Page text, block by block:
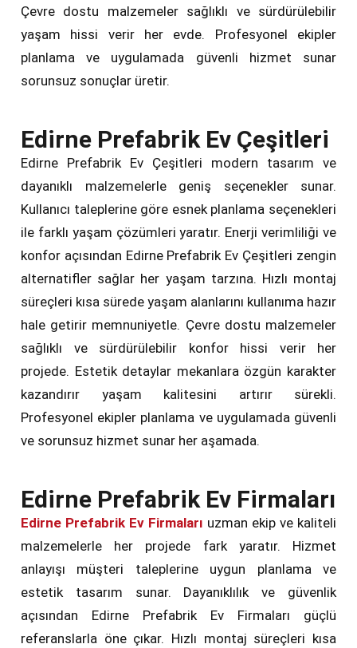
Çevre dostu malzemeler sağlıklı ve sürdürülebilir
yaşam hissi verir her evde. Profesyonel ekipler
planlama ve uygulamada güvenli hizmet sunar
sorunsuz sonuçlar üretir.
Edirne Prefabrik Ev Çeşitleri
Edirne Prefabrik Ev Çeşitleri modern tasarım ve
dayanıklı malzemelerle geniş seçenekler sunar.
Kullanıcı taleplerine göre esnek planlama seçenekleri
ile farklı yaşam çözümleri yaratır. Enerji verimliliği ve
konfor açısından Edirne Prefabrik Ev Çeşitleri zengin
alternatifler sağlar her yaşam tarzına. Hızlı montaj
süreçleri kısa sürede yaşam alanlarını kullanıma hazır
hale getirir memnuniyetle. Çevre dostu malzemeler
sağlıklı ve sürdürülebilir konfor hissi verir her
projede. Estetik detaylar mekanlara özgün karakter
kazandırır yaşam kalitesini artırır sürekli.
Profesyonel ekipler planlama ve uygulamada güvenli
ve sorunsuz hizmet sunar her aşamada.
Edirne Prefabrik Ev Firmaları
Edirne Prefabrik Ev Firmaları uzman ekip ve kaliteli
malzemelerle her projede fark yaratır. Hizmet
anlayışı müşteri taleplerine uygun planlama ve
estetik tasarım sunar. Dayanıklılık ve güvenlik
açısından Edirne Prefabrik Ev Firmaları güçlü
referanslarla öne çıkar. Hızlı montaj süreçleri kısa